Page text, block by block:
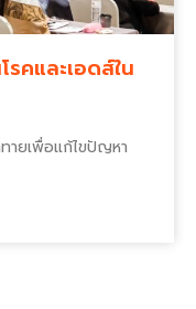
คและเอดส์ใน
ยเพื่อแก้ไขปัญหา